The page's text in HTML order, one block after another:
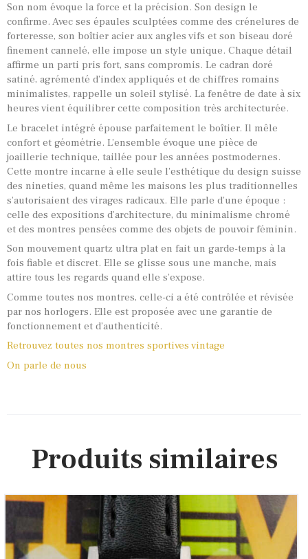
Son nom évoque la force et la précision. Son design le
confirme. Avec ses épaules sculptées comme des crénelures de
forteresse, son boîtier acier aux angles vifs et son biseau doré
finement cannelé, elle impose un style unique. Chaque détail
affirme un parti pris fort, sans compromis. Le cadran doré
satiné, agrémenté d’index appliqués et de chiffres romains
minimalistes, rappelle un soleil stylisé. La fenêtre de date à six
heures vient équilibrer cette composition très architecturée.
Le bracelet intégré épouse parfaitement le boîtier. Il mêle
confort et géométrie. L’ensemble évoque une pièce de
joaillerie technique, taillée pour les années postmodernes.
Cette montre incarne à elle seule l’esthétique du design suisse
des nineties, quand même les maisons les plus traditionnelles
s’autorisaient des virages radicaux. Elle parle d’une époque :
celle des expositions d’architecture, du minimalisme chromé
et des montres pensées comme des objets de pouvoir féminin.
Son mouvement quartz ultra plat en fait un garde-temps à la
fois fiable et discret. Elle se glisse sous une manche, mais
attire tous les regards quand elle s’expose.
Comme toutes nos montres, celle-ci a été contrôlée et révisée
par nos horlogers. Elle est proposée avec une garantie de
fonctionnement et d’authenticité.
Retrouvez toutes nos montres sportives vintage
On parle de nous
Produits similaires
OMEGA Genève 511.410 « montre cocktail » pour
femme (Vintage 1980)
850 00€